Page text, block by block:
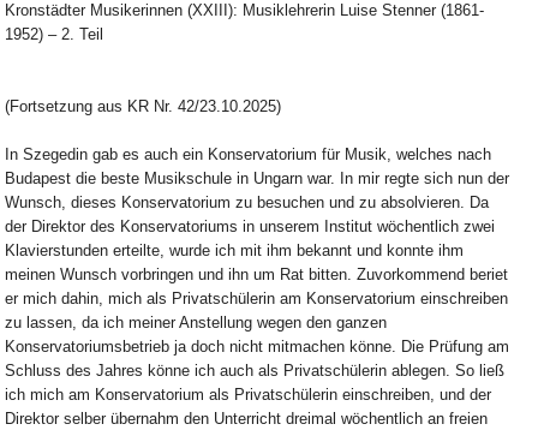
Kronstädter Musikerinnen (XXIII): Musiklehrerin Luise Stenner (1861-
1952) – 2. Teil
(Fortsetzung aus KR Nr. 42/23.10.2025)
In Szegedin gab es auch ein Konservatorium für Musik, welches nach
Budapest die beste Musikschule in Ungarn war. In mir regte sich nun der
Wunsch, dieses Konservatorium zu besuchen und zu absolvieren. Da
der Direktor des Konservatoriums in unserem Institut wöchentlich zwei
Klavierstunden erteilte, wurde ich mit ihm bekannt und konnte ihm
meinen Wunsch vorbringen und ihn um Rat bitten. Zuvorkommend beriet
er mich dahin, mich als Privatschülerin am Konservatorium einschreiben
zu lassen, da ich meiner Anstellung wegen den ganzen
Konservatoriumsbetrieb ja doch nicht mitmachen könne. Die Prüfung am
Schluss des Jahres könne ich auch als Privatschülerin ablegen. So ließ
ich mich am Konservatorium als Privatschülerin einschreiben, und der
Direktor selber übernahm den Unterricht dreimal wöchentlich an freien